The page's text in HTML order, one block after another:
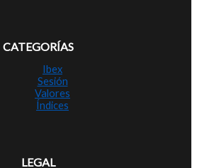
CATEGORÍAS
Ibex
Sesión
Valores
Índices
LEGAL